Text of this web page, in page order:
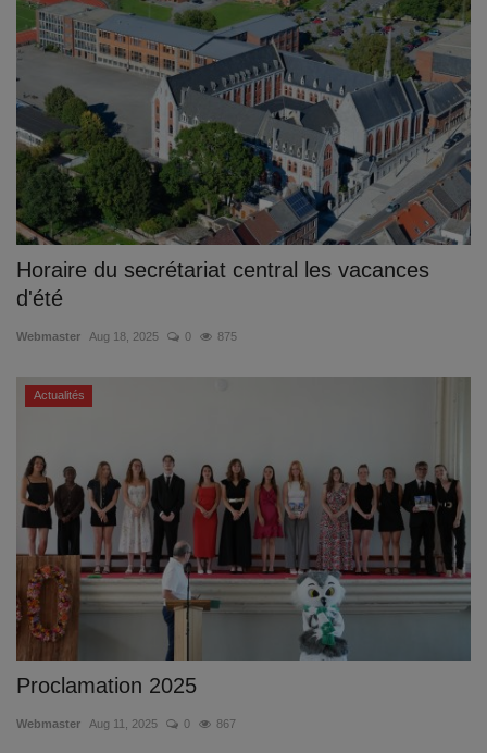
Horaire du secrétariat central les vacances
d'été
Webmaster Aug 18, 2025 0 875
Actualités
Proclamation 2025
Webmaster Aug 11, 2025 0 867